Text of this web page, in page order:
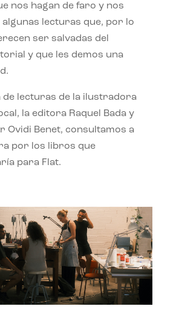
nos hagan de faro y nos
lecturas que, por lo
ser salvadas del
y que les demos una
de lecturas de la ilustradora
la editora Raquel Bada y
Ovidi Benet, consultamos a
por los libros que
para Flat.